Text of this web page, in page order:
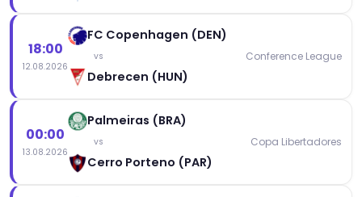
18:00
12.08.2026
FC Copenhagen (DEN)
vs
Debrecen (HUN)
Conference League
00:00
13.08.2026
Palmeiras (BRA)
vs
Cerro Porteno (PAR)
Copa Libertadores